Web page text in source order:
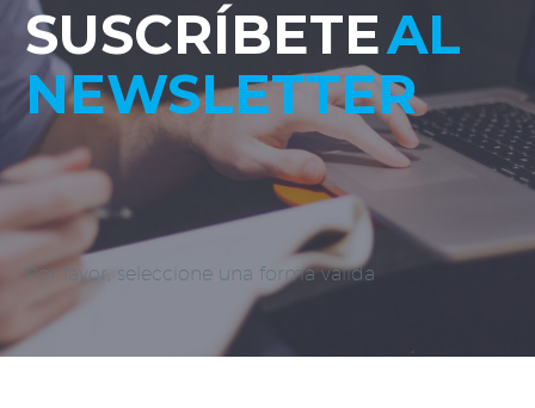
SUSCRÍBETEAL
NEWSLETTER
Por favor, seleccione una forma válida